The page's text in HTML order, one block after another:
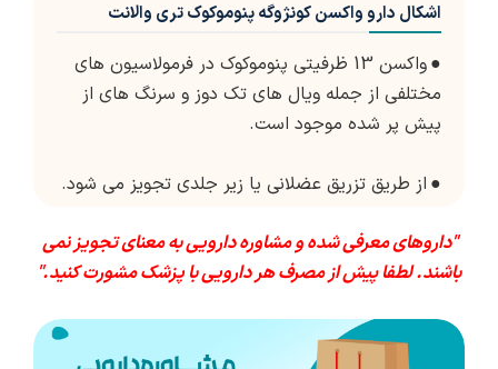
اشکال دارو واکسن کونژوگه پنوموکوک تری والانت
●
واکسن 13 ظرفیتی پنوموکوک در فرمولاسیون های
مختلفی از جمله ویال های تک دوز و سرنگ های از
پیش پر شده موجود است.
● از طریق تزریق عضلانی یا زیر جلدی تجویز می شود.
"داروهای معرفی شده و مشاوره دارویی به معنای تجویز نمی
باشند. لطفا پیش از مصرف هر دارویی با پزشک مشورت کنید."